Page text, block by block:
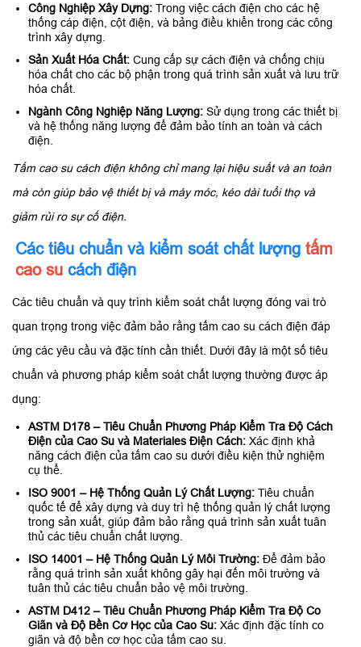
Công Nghiệp Xây Dựng: Trong việc cách điện cho các hệ
thống cáp điện, cột điện, và bảng điều khiển trong các công
trình xây dựng.
Sản Xuất Hóa Chất: Cung cấp sự cách điện và chống chịu
hóa chất cho các bộ phận trong quá trình sản xuất và lưu trữ
hóa chất.
Ngành Công Nghiệp Năng Lượng: Sử dụng trong các thiết bị
và hệ thống năng lượng để đảm bảo tính an toàn và cách
điện.
Tấm cao su cách điện không chỉ mang lại hiệu suất và an toàn
mà còn giúp bảo vệ thiết bị và máy móc, kéo dài tuổi thọ và
giảm rủi ro sự cố điện.
Các tiêu chuẩn và kiểm soát chất lượng tấm
cao su cách điện
Các tiêu chuẩn và quy trình kiểm soát chất lượng đóng vai trò
quan trọng trong việc đảm bảo rằng tấm cao su cách điện đáp
ứng các yêu cầu và đặc tính cần thiết. Dưới đây là một số tiêu
chuẩn và phương pháp kiểm soát chất lượng thường được áp
dụng:
ASTM D178 – Tiêu Chuẩn Phương Pháp Kiểm Tra Độ Cách
Điện của Cao Su và Materiales Điện Cách: Xác định khả
năng cách điện của tấm cao su dưới điều kiện thử nghiệm
cụ thể.
ISO 9001 – Hệ Thống Quản Lý Chất Lượng: Tiêu chuẩn
quốc tế để xây dựng và duy trì hệ thống quản lý chất lượng
trong sản xuất, giúp đảm bảo rằng quá trình sản xuất tuân
thủ các tiêu chuẩn chất lượng.
ISO 14001 – Hệ Thống Quản Lý Môi Trường: Để đảm bảo
rằng quá trình sản xuất không gây hại đến môi trường và
tuân thủ các tiêu chuẩn bảo vệ môi trường.
ASTM D412 – Tiêu Chuẩn Phương Pháp Kiểm Tra Độ Co
Giãn và Độ Bền Cơ Học của Cao Su: Xác định đặc tính co
giãn và độ bền cơ học của tấm cao su.